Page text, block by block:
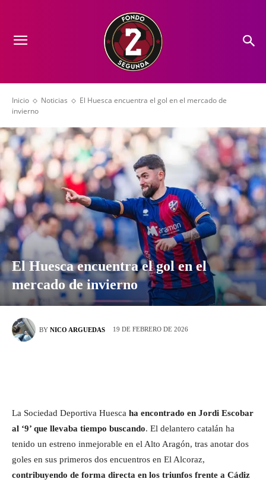
Inicio Noticias
El Huesca encuentra el gol en el mercado de
invierno
El Huesca encuentra el gol en el
mercado de invierno
BY NICO ARGUEDAS 19 DE FEBRERO DE 2026
La Sociedad Deportiva Huesca ha encontrado en Jordi Escobar
al ‘9’ que llevaba tiempo buscando. El delantero catalán ha
tenido un estreno inmejorable en el Alto Aragón, tras anotar dos
goles en sus primeros dos encuentros en El Alcoraz,
contribuyendo de forma directa en los triunfos frente a Cádiz